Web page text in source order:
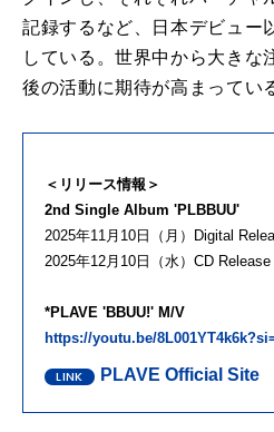
記録するなど、日本デビュー
している。世界中から大きな
後の活動に期待が高まってい
＜リリース情報＞
2nd Single Album 'PLBBUU'
2025年11月10日（月）Digital
2025年12月10日（水）CD Release
*PLAVE 'BBUU!' M/V
https://youtu.be/
PLAVE Official Site